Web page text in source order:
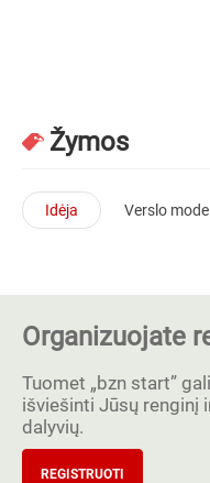
Žymos
Idėja Verslo
Organizuojate
Tuomet „bzn start”
išviešinti Jūsų renginį
dalyvių.
REGISTRUOTI